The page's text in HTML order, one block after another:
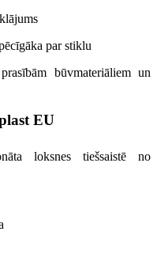
par stiklu
būvmateriāliem un
EU
loksnes tiešsaistē no